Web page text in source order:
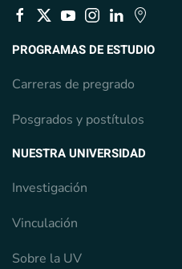
PROGRAMAS DE ESTUDIO
Carreras de pregrado
Posgrados y postítulos
NUESTRA UNIVERSIDAD
Investigación
Vinculación
Sobre la UV